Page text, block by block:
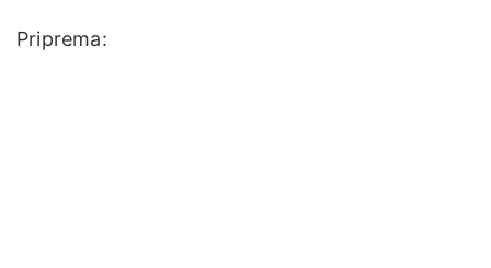
Priprema: